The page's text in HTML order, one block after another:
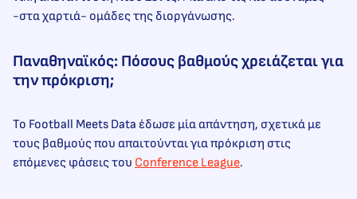
-στα χαρτιά- ομάδες της διοργάνωσης.
Παναθηναϊκός: Πόσους βαθμούς χρειάζεται για
την πρόκριση;
Το Football Meets Data έδωσε μία απάντηση, σχετικά με
τους βαθμούς που απαιτούνται για πρόκριση στις
επόμενες φάσεις του Conference League.